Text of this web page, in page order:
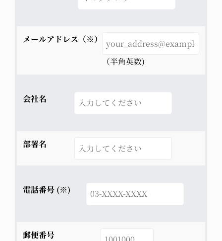
メールアドレス（※）
（半角英数)
会社名
部署名
電話番号 (※)
郵便番号